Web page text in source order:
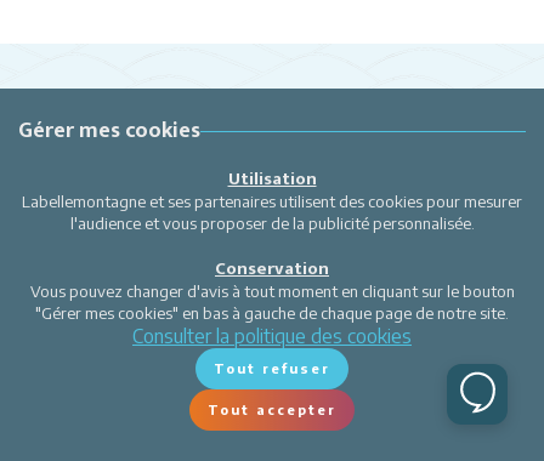
Gérer mes cookies
Utilisation
Labellemontagne et ses partenaires utilisent des cookies pour mesurer
l'audience et vous proposer de la publicité personnalisée.
Conservation
Vous pouvez changer d'avis à tout moment en cliquant sur le bouton
"Gérer mes cookies" en bas à gauche de chaque page de notre site.
Consulter la politique des cookies
Tout refuser
Tout accepter